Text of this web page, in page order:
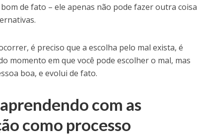
de fato – ele apenas não pode fazer outra coisa
é preciso que a escolha pelo mal exista, é
momento em que você pode escolher o mal, mas
boa, e evolui de fato.
com as
como processo